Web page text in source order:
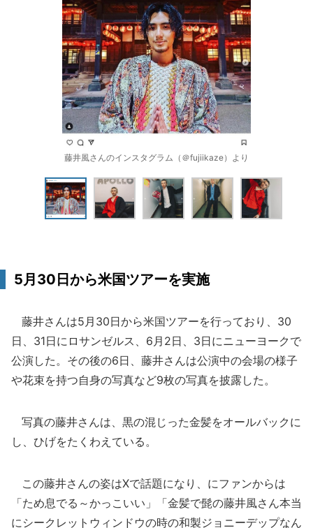
藤井風さんのインスタグラム（＠fujiikaze）より
5月30日から米国ツアーを実施
藤井さんは5月30日から米国ツアーを行っており、30
日、31日にロサンゼルス、6月2日、3日にニューヨークで
公演した。その後の6日、藤井さんは公演中の会場の様子
や花束を持つ自身の写真など9枚の写真を披露した。
写真の藤井さんは、黒の混じった金髪をオールバックに
し、ひげをたくわえている。
この藤井さんの姿はXで話題になり、にファンからは
「ため息でる～かっこいい」「金髪で髭の藤井風さん本当
にシークレットウィンドウの時の和製ジョニーデップなん